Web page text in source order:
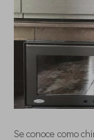
Se conoce como